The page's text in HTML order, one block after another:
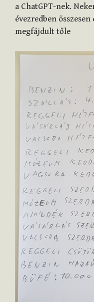
a ChatGPT-nek.
évezredben
megfájdult tőle